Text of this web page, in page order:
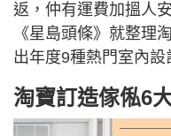
返，仲有運費加搵人
《星島頭條》就整理
出年度9種熱門室內設
淘寶訂造傢俬6